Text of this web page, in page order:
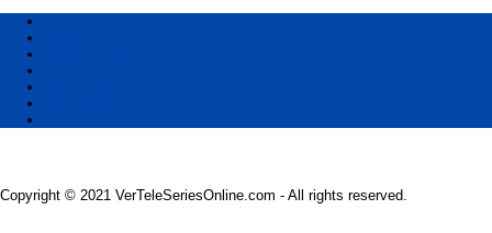
Copyright © 2021 VerTeleSeriesOnline.com - All rights reserved.